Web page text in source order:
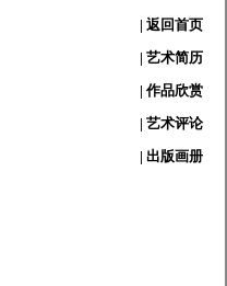
| 返回首页
| 艺术简历
| 作品欣赏
| 艺术评论
| 出版画册